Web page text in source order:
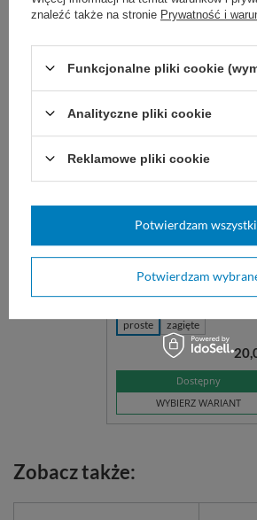
WYBIERZ WARIANT
Nożyczki IRYS ostro-
przecinania tkanek miękkich,
innych procedur.
użytku, ze stali nierdzewnej.
proste zagięte
Dostępny
WYBIERZ WARIANT
Zobacz także:
znaleźć także na stronie Prywatność i
Funkcjonalne pliki cookie
Analityczne pliki cookie
Reklamowe pliki cookie
Potwierdzam
Potwierdzam